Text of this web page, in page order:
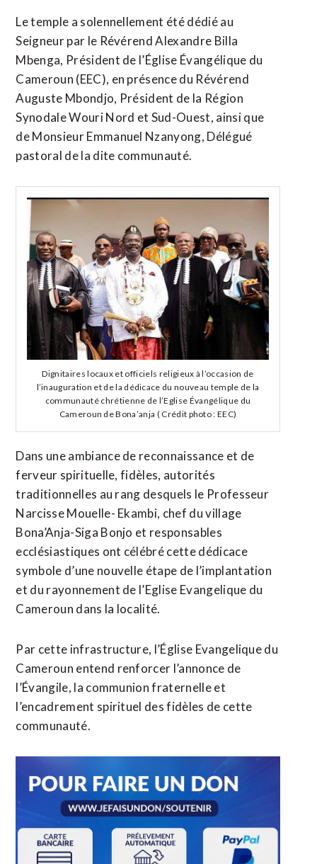
Le temple a solennellement été dédié au
Seigneur par le Révérend Alexandre Billa
Mbenga, Président de l’Église Évangélique du
Cameroun (EEC), en présence du Révérend
Auguste Mbondjo, Président de la Région
Synodale Wouri Nord et Sud-Ouest, ainsi que
de Monsieur Emmanuel Nzanyong, Délégué
pastoral de la dite communauté.
Dignitaires locaux et officiels religieux à l’occasion de
l’inauguration et de la dédicace du nouveau temple de la
communauté chrétienne de l’Eglise Évangélique du
Cameroun de Bona’anja ( Crédit photo : EEC)
Dans une ambiance de reconnaissance et de
ferveur spirituelle, fidèles, autorités
traditionnelles au rang desquels le Professeur
Narcisse Mouelle- Ekambi, chef du village
Bona’Anja-Siga Bonjo et responsables
ecclésiastiques ont célébré cette dédicace
symbole d’une nouvelle étape de l’implantation
et du rayonnement de l’Eglise Evangelique du
Cameroun dans la localité.
Par cette infrastructure, l’Église Evangelique du
Cameroun entend renforcer l’annonce de
l’Évangile, la communion fraternelle et
l’encadrement spirituel des fidèles de cette
communauté.